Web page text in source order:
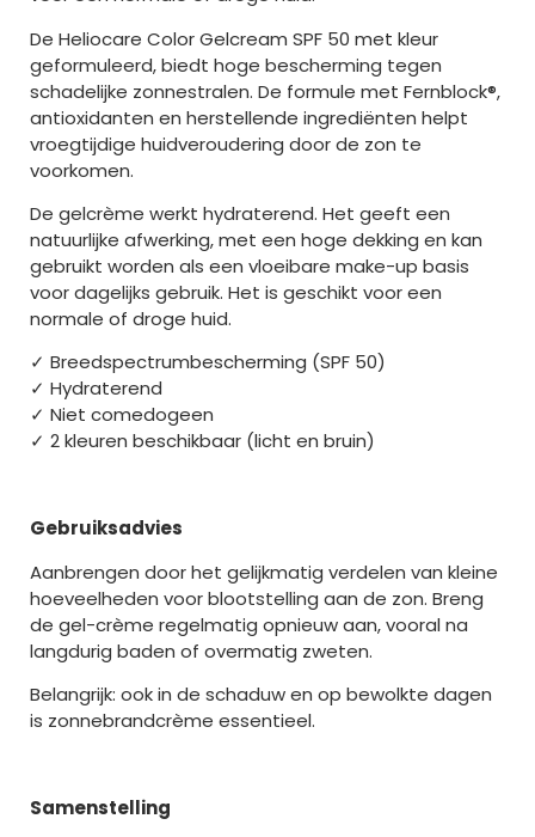
De Heliocare Color Gelcream SPF 50 met kleur
geformuleerd, biedt hoge bescherming tegen
schadelijke zonnestralen. De formule met Fernblock®,
antioxidanten en herstellende ingrediënten helpt
vroegtijdige huidveroudering door de zon te
voorkomen.
De gelcrème werkt hydraterend. Het geeft een
natuurlijke afwerking, met een hoge dekking en kan
gebruikt worden als een vloeibare make-up basis
voor dagelijks gebruik. Het is geschikt voor een
normale of droge huid.
✓ Breedspectrumbescherming (SPF 50)
✓ Hydraterend
✓ Niet comedogeen
✓ 2 kleuren beschikbaar (licht en bruin)
Gebruiksadvies
Aanbrengen door het gelijkmatig verdelen van kleine
hoeveelheden voor blootstelling aan de zon. Breng
de gel-crème regelmatig opnieuw aan, vooral na
langdurig baden of overmatig zweten.
Belangrijk: ook in de schaduw en op bewolkte dagen
is zonnebrandcrème essentieel.
Samenstelling